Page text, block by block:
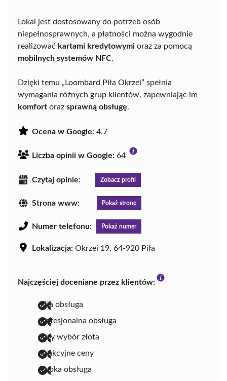
Lokal jest dostosowany do potrzeb osób
niepełnosprawnych, a płatności można wygodnie
realizować kartami kredytowymi oraz za pomocą
mobilnych systemów NFC.
Dzięki temu „Loombard Piła Okrzei” spełnia
wymagania różnych grup klientów, zapewniając im
komfort oraz sprawną obsługę.
Ocena w Google: 4.7
Liczba opinii w Google: 64
Czytaj opinie: Zobacz profil
Strona www: Pokaż stronę
Numer telefonu: Pokaż numer
Lokalizacja: Okrzei 19, 64-920 Piła
Najczęściej doceniane przez klientów:
miła obsługa
profesjonalna obsługa
duży wybór złota
atrakcyjne ceny
szybka obsługa